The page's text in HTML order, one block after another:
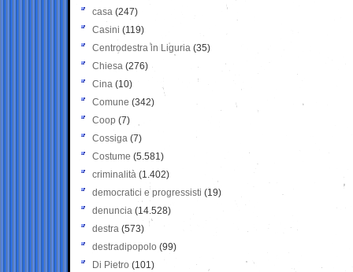
casa (247)
Casini (119)
Centrodestra in Liguria (35)
Chiesa (276)
Cina (10)
Comune (342)
Coop (7)
Cossiga (7)
Costume (5.581)
criminalità (1.402)
democratici e progressisti (19)
denuncia (14.528)
destra (573)
destradipopolo (99)
Di Pietro (101)